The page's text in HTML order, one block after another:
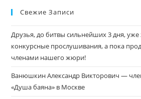
Свежие Записи
Друзья, до битвы сильнейших 3 дня, уже
конкурсные прослушивания, а пока
членами нашего жюри!
Ванюшкин Александр Викторович —
«Душа баяна» в Москве